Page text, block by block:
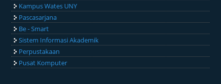
Kampus Wates UNY
Pascasarjana
Be - Smart
Sistem Informasi Akademik
Perpustakaan
Pusat Komputer